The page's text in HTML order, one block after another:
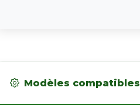
Modèles compatibles